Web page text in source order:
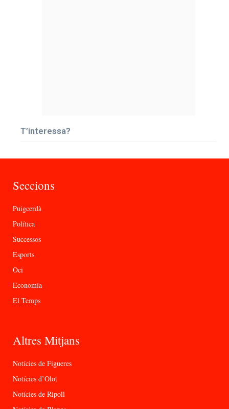
T’interessa?
Seccions
Puigcerdà
Política
Successos
Esports
Oci
Economia
El Temps
Altres Mitjans
Notícies de Figueres
Notícies d’Olot
Notícies de Ripoll